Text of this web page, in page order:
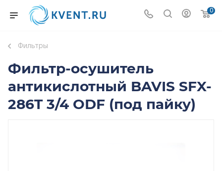
0
Фильтры
Фильтр-осушитель
антикислотный BAVIS SFX-
286T 3/4 ODF (под пайку)